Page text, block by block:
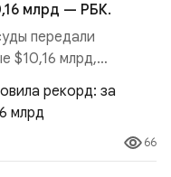
млрд — РБК.
передали
$10,16 млрд,
в 2,5 раза больше,
($3,95 млрд).
42,2% денежного
слияний и
66